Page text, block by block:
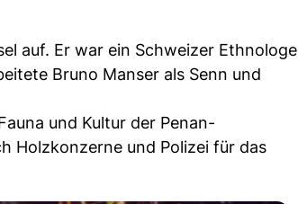
auf. Er war ein Schweizer Ethnologe
Bruno Manser als Senn und
und Kultur der Penan-
Holzkonzerne und Polizei für das